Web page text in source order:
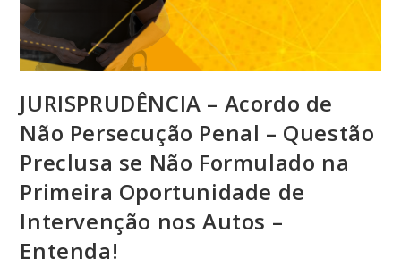
JURISPRUDÊNCIA – Acordo de
Não Persecução Penal – Questão
Preclusa se Não Formulado na
Primeira Oportunidade de
Intervenção nos Autos –
Entenda!